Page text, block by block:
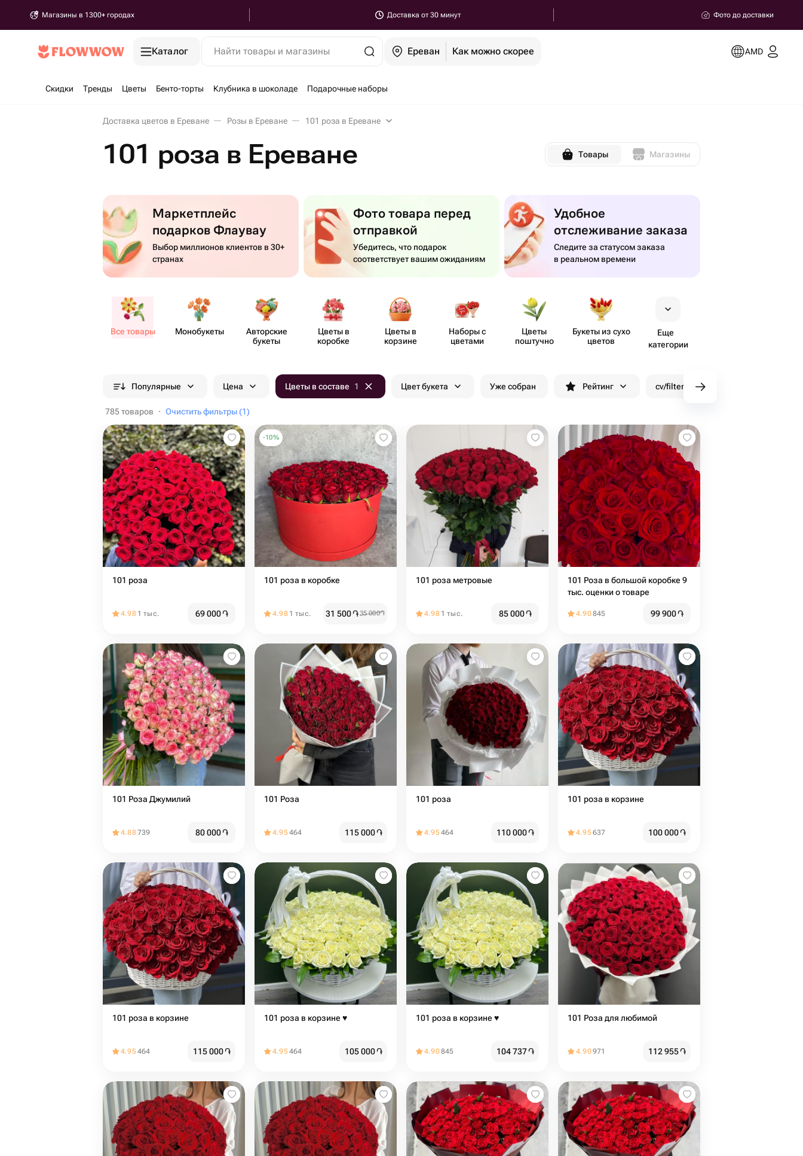
Магазины в 1300+ городах Доставка от 30 минут Фото до доставки
Каталог Найти товары и магазины Ереван Как можно скорее AMD
Скидки Тренды Цветы Бенто-торты Клубника в шоколаде Подарочные наборы
Доставка цветов в Ереване Розы в Ереване 101 роза в Ереване
101 роза в Ереване Товары Магазины
Маркетплейс
подарков Флаувау
Выбор миллионов клиентов в 30+
странах
Фото товара перед
отправкой
Убедитесь, что подарок
соответствует вашим ожиданиям
Удобное
отслеживание заказа
Следите за статусом заказа
в реальном времени
Все товары Моно​букеты
Авторские
букеты
Цветы в
коробке
Цветы в
корзине
Наборы с
цветами
Цветы
поштучно
Букеты из сухо​
цветов
Еще
категории
Популярные Цена Цветы в составе 1 Цвет букета Уже собран Рейтинг cv/filters/name_fast_delivery
785 товаров · Очистить фильтры (1)
101 роза
4.98 1 тыс. 69 000֏
-10%
101 роза в коробке
4.98 1 тыс. 31 500֏35 000֏
101 роза метровые
4.98 1 тыс. 85 000֏
101 Роза в большой коробке 9
тыс. оценки о товаре
4.90845 99 900֏
101 Роза Джумилий
4.88739 80 000֏
101 Роза
4.95464 115 000֏
101 роза
4.95464 110 000֏
101 роза в корзине
4.95637 100 000֏
101 роза в корзине
4.95464 115 000֏
101 роза в корзине ♥️
4.95464 105 000֏
101 роза в корзине ♥️
4.90845 104 737֏
101 Роза для любимой
4.90971 112 955֏